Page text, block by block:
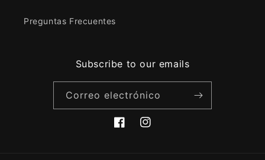
Preguntas Frecuentes
Subscribe to our emails
Correo electrónico
FacebookInstagram